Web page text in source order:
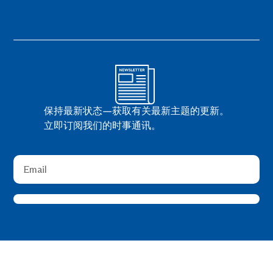
保持最新状态—获取有关最新主题的更新。
立即订阅我们的时事通讯。